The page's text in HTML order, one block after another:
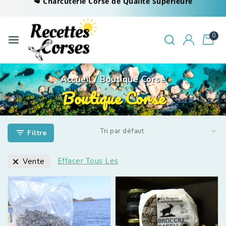
0
Accueil / Boutique Corse
Boutique Corse
Filtre
Vente Effacer Tous Les